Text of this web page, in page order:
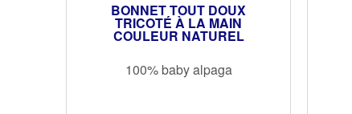
BONNET TOUT DOUX
TRICOTÉ À LA MAIN
COULEUR NATUREL
100% baby alpaga